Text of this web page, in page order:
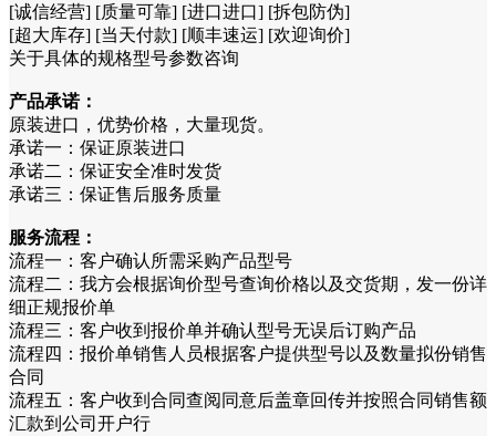
[诚信经营] [质量可靠] [进口进口] [拆包防伪]
[超大库存] [当天付款] [顺丰速运] [欢迎询价]
关于具体的规格型号参数咨询
产品承诺：
原装进口，优势价格，大量现货。
承诺一：保证原装进口
承诺二：保证安全准时发货
承诺三：保证售后服务质量
服务流程：
流程一：客户确认所需采购产品型号
流程二：我方会根据询价型号查询价格以及交货期，发一份详
细正规报价单
流程三：客户收到报价单并确认型号无误后订购产品
流程四：报价单销售人员根据客户提供型号以及数量拟份销售
合同
流程五：客户收到合同查阅同意后盖章回传并按照合同销售额
汇款到公司开户行